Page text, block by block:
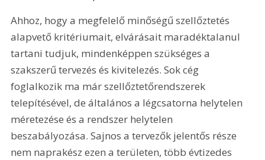
Ahhoz, hogy a megfelelő minőségű szellőztetés
alapvető kritériumait, elvárásait maradéktalanul
tartani tudjuk, mindenképpen szükséges a
szakszerű tervezés és kivitelezés. Sok cég
foglalkozik ma már szellőztetőrendszerek
telepítésével, de általános a légcsatorna helytelen
méretezése és a rendszer helytelen
beszabályozása. Sajnos a tervezők jelentős része
nem naprakész ezen a területen, több évtizedes